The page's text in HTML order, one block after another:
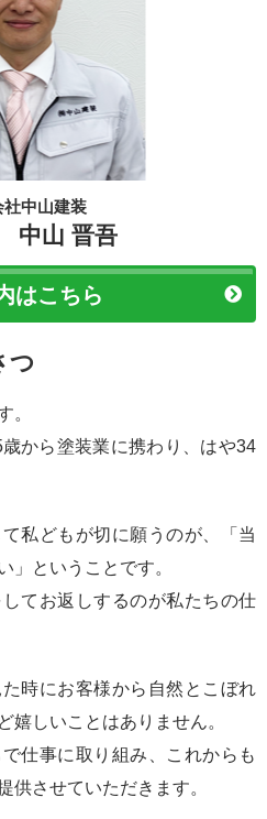
社中山建装
中山 晋吾
はこちら
つ
。
から塗装業に携わり、はや34
私どもが切に願うのが、「当
」ということです。
てお返しするのが私たちの仕
時にお客様から自然とこぼれ
嬉しいことはありません。
仕事に取り組み、これからも
供させていただきます。